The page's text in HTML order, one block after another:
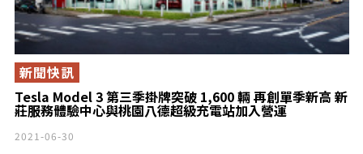
Tesla Model 3 第三季掛牌突破 1,600 輛 再創單季新高 新
莊服務體驗中心與桃園八德超級充電站加入營運
新聞快訊
2021-06-30